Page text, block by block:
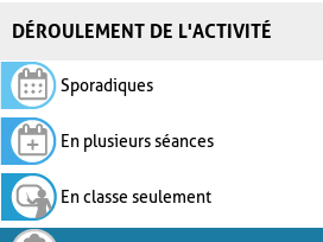
DÉROULEMENT DE L'ACTIVITÉ
Sporadiques
En plusieurs séances
En classe seulement